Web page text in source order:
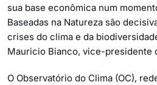
sua base econômica num
Baseadas na Natureza são
crises do clima e da
Mauricio Bianco, vice-presidente
O Observatório do Clima (OC),